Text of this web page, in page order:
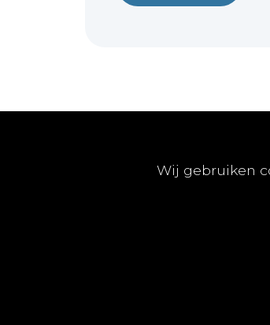
Wij gebruiken